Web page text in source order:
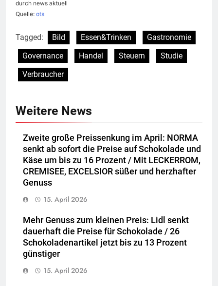
durch news aktuell
Quelle: ots
Tagged: Bild Essen&Trinken
Gastronomie
Governance
Handel Steuern
Studie
Verbraucher
Weitere News
Zweite große Preissenkung im April: NORMA
senkt ab sofort die Preise auf Schokolade und
Käse um bis zu 16 Prozent / Mit LECKERROM,
CREMISEE, EXCELSIOR süßer und herzhafter
Genuss
15. April 2026
Mehr Genuss zum kleinen Preis: Lidl senkt
dauerhaft die Preise für Schokolade / 26
Schokoladenartikel jetzt bis zu 13 Prozent
günstiger
15. April 2026